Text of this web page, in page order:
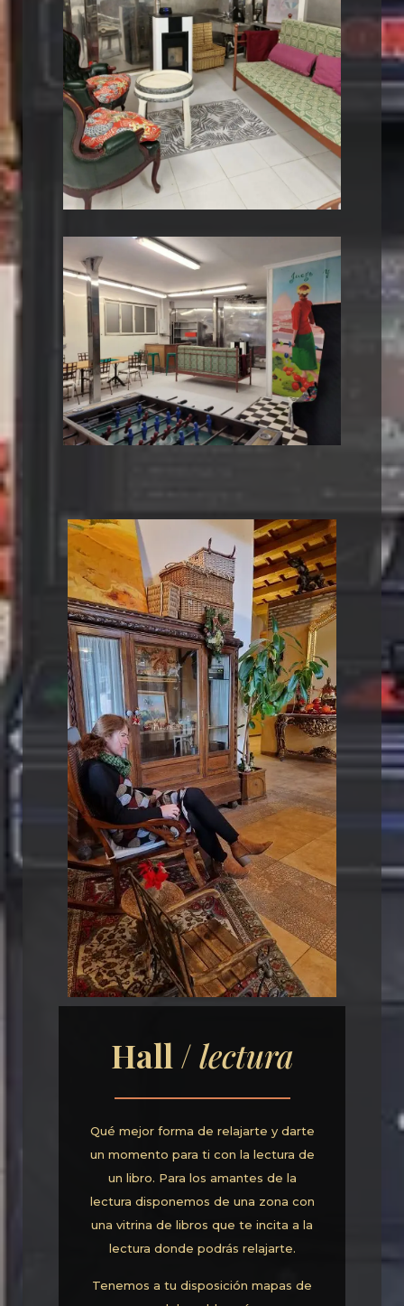
Hall /lectura
Qué mejor forma de relajarte y darte
un momento para ti con la lectura de
un libro. Para los amantes de la
lectura disponemos de una zona con
una vitrina de libros que te incita a la
lectura donde podrás relajarte.
Tenemos a tu disposición mapas de